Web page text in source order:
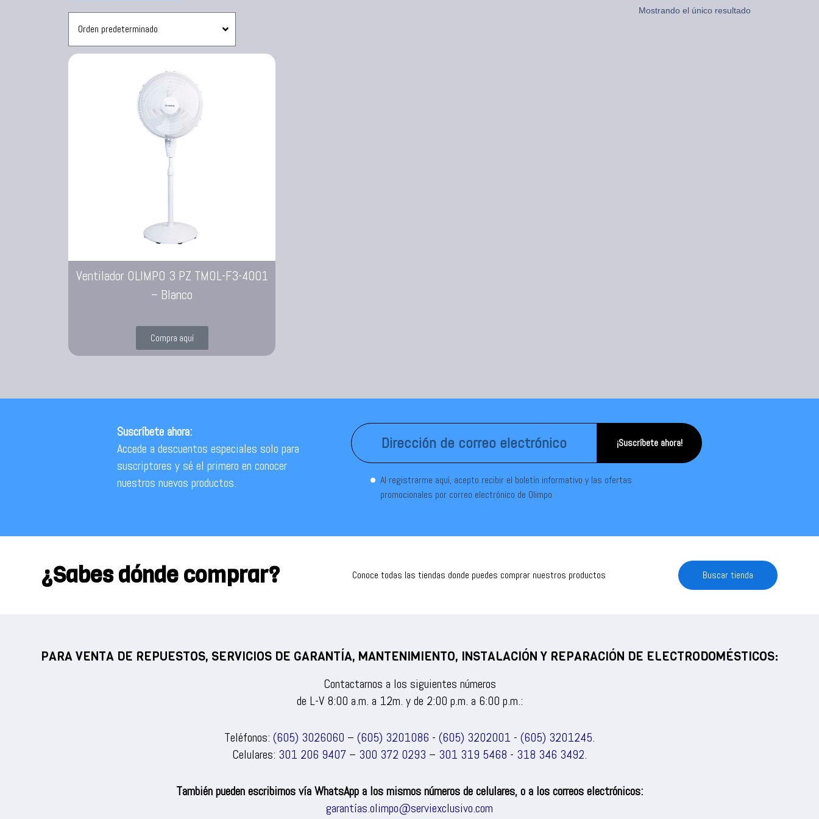
Sanduchera
Mostrando el único resultado
Ventilador OLIMPO 3 PZ TMOL-F3-4001
– Blanco
Compra aquí
Suscríbete ahora:
Accede a descuentos especiales solo para
suscriptores y sé el primero en conocer
nuestros nuevos productos.
¡Suscríbete ahora!
Al registrarme aquí, acepto recibir el boletín informativo y las ofertas
promocionales por correo electrónico de Olimpo
¿Sabes dónde comprar? Conoce todas las tiendas donde puedes comprar nuestros productos Buscar tienda
PARA VENTA DE REPUESTOS, SERVICIOS DE GARANTÍA, MANTENIMIENTO, INSTALACIÓN Y REPARACIÓN DE ELECTRODOMÉSTICOS:
Contactarnos a los siguientes números
de L-V 8:00 a.m. a 12m. y de 2:00 p.m. a 6:00 p.m.:
Teléfonos: (605) 3026060 – (605) 3201086 - (605) 3202001 - (605) 3201245.
Celulares: 301 206 9407 – 300 372 0293 – 301 319 5468 - 318 346 3492.
También pueden escribirnos vía WhatsApp a los mismos números de celulares, o a los correos electrónicos:
garantías.olimpo@serviexclusivo.com